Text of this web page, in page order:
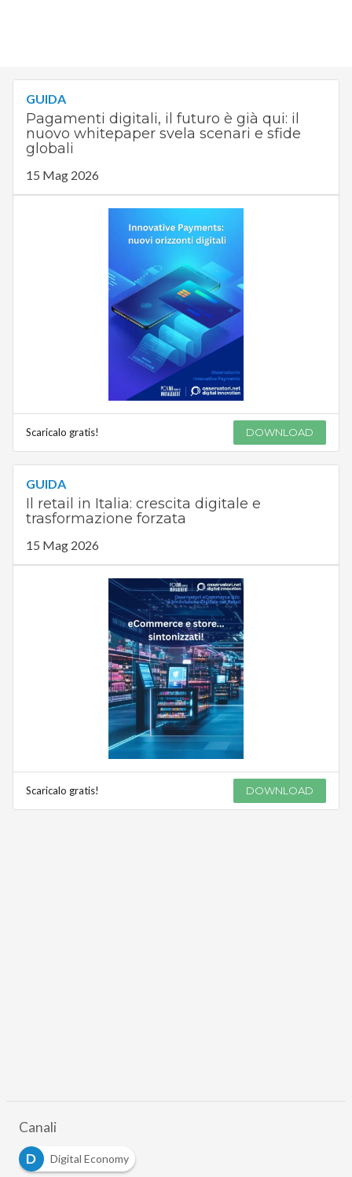
GUIDA
Pagamenti digitali, il futuro è già qui: il
nuovo whitepaper svela scenari e sfide
globali
15 Mag 2026
Scaricalo gratis! DOWNLOAD
GUIDA
Il retail in Italia: crescita digitale e
trasformazione forzata
15 Mag 2026
Scaricalo gratis! DOWNLOAD
Canali
D
Digital Economy